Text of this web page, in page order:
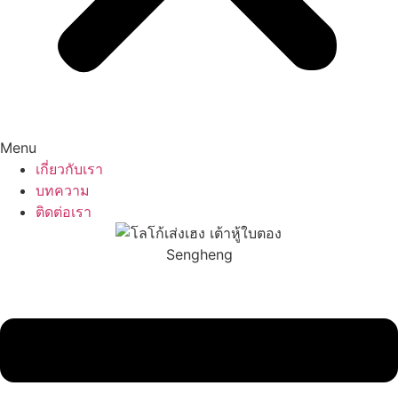
Menu
เกี่ยวกับเรา
บทความ
ติดต่อเรา